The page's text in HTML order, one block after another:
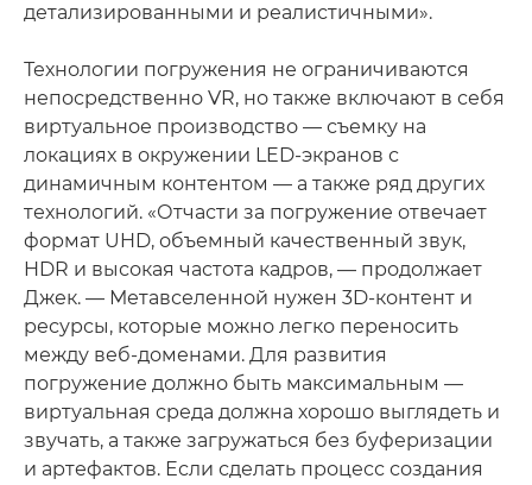
детализированными и реалистичными».
Технологии погружения не ограничиваются
непосредственно VR, но также включают в себя
виртуальное производство — съемку на
локациях в окружении LED-экранов с
динамичным контентом — а также ряд других
технологий. «Отчасти за погружение отвечает
формат UHD, объемный качественный звук,
HDR и высокая частота кадров, — продолжает
Джек. — Метавселенной нужен 3D-контент и
ресурсы, которые можно легко переносить
между веб-доменами. Для развития
погружение должно быть максимальным —
виртуальная среда должна хорошо выглядеть и
звучать, а также загружаться без буферизации
и артефактов. Если сделать процесс создания